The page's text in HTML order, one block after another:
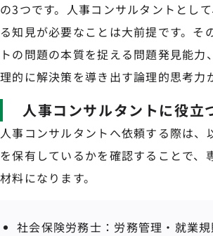
の3つです。人事コンサルタントとし
る知見が必要なことは大前提です。そ
トの問題の本質を捉える問題発見能力
理的に解決策を導き出す論理的思考力
人事コンサルタントに役立
人事コンサルタントへ依頼する際は、
を保有しているかを確認することで、
材料になります。
社会保険労務士：労務管理・就業